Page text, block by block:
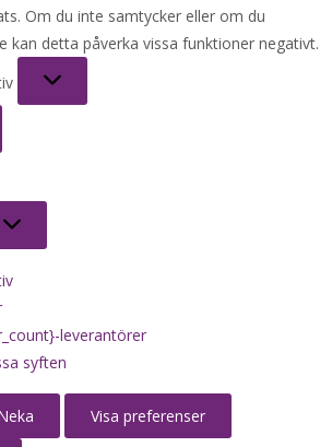
Om du inte samtycker eller om du
kan detta påverka vissa funktioner negativt.
leverantörer
syften
Visa preferenser